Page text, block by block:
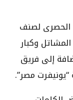
الحصرى لصنف
وكبار
إلى فريق
“يونيفرت مصر”.